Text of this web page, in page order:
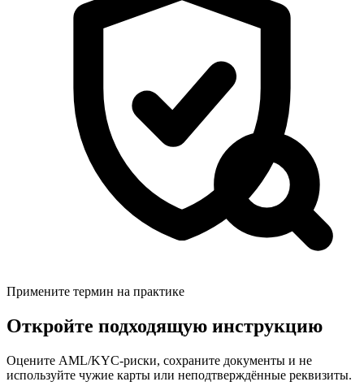
Примените термин на практике
Откройте подходящую инструкцию
Оцените AML/KYC-риски, сохраните документы и не
используйте чужие карты или неподтверждённые реквизиты.